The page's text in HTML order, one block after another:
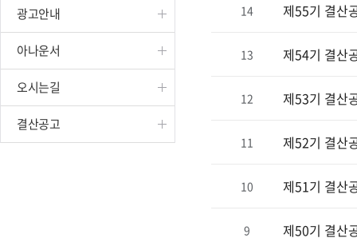
광고안내
아나운서
오시는길
결산공고
14 제55기 결산
13 제54기 결산
12 제53기 결산
11 제52기 결산
10 제51기 결산
9 제50기 결산